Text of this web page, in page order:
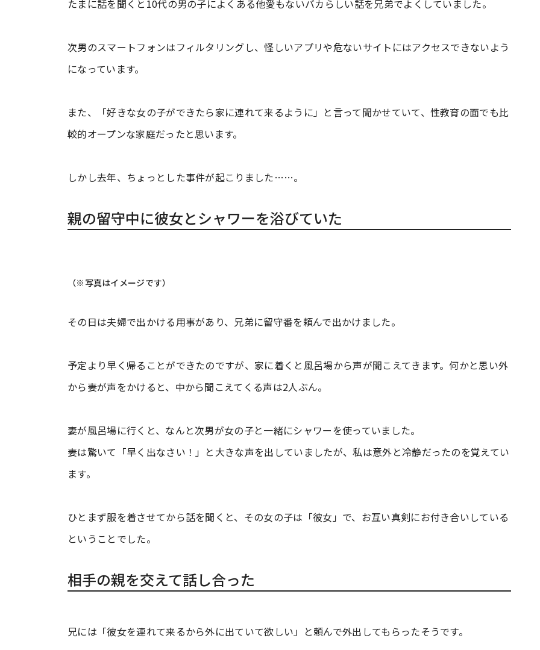
たまに話を聞くと10代の男の子によくある他愛もないバカらしい話を兄弟でよくしていました。
次男のスマートフォンはフィルタリングし、怪しいアプリや危ないサイトにはアクセスできないよう
になっています。
また、「好きな女の子ができたら家に連れて来るように」と言って聞かせていて、性教育の面でも比
較的オープンな家庭だったと思います。
しかし去年、ちょっとした事件が起こりました……。
親の留守中に彼女とシャワーを浴びていた
（※写真はイメージです）
その日は夫婦で出かける用事があり、兄弟に留守番を頼んで出かけました。
予定より早く帰ることができたのですが、家に着くと風呂場から声が聞こえてきます。何かと思い外
から妻が声をかけると、中から聞こえてくる声は2人ぶん。
妻が風呂場に行くと、なんと次男が女の子と一緒にシャワーを使っていました。
妻は驚いて「早く出なさい！」と大きな声を出していましたが、私は意外と冷静だったのを覚えてい
ます。
ひとまず服を着させてから話を聞くと、その女の子は「彼女」で、お互い真剣にお付き合いしている
ということでした。
相手の親を交えて話し合った
兄には「彼女を連れて来るから外に出ていて欲しい」と頼んで外出してもらったそうです。